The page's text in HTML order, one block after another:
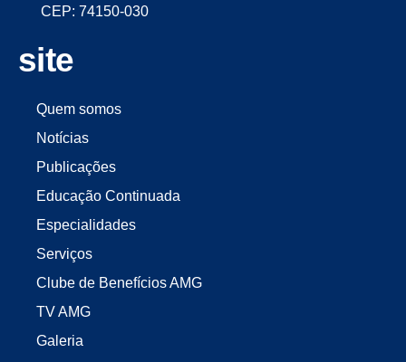
CEP: 74150-030
site
Quem somos
Notícias
Publicações
Educação Continuada
Especialidades
Serviços
Clube de Benefícios AMG
TV AMG
Galeria